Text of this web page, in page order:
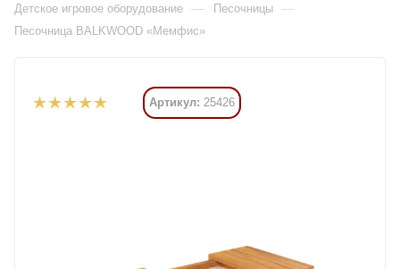
Детское игровое оборудование — Песочницы —
Песочница BALKWOOD «Мемфис»
Артикул: 25426